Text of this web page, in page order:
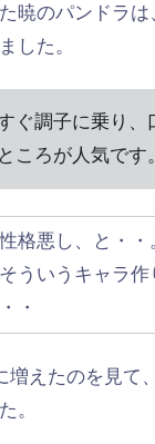
暁のパンドラは
した。
ぐ調子に乗り、
ころが人気です。
格悪し、と・・
そういうキャラ
・
増えたのを見て
。